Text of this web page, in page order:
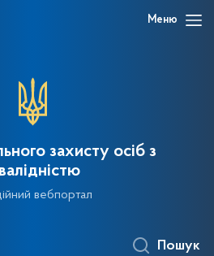
Меню
захисту осіб з
вебпортал
Пошук